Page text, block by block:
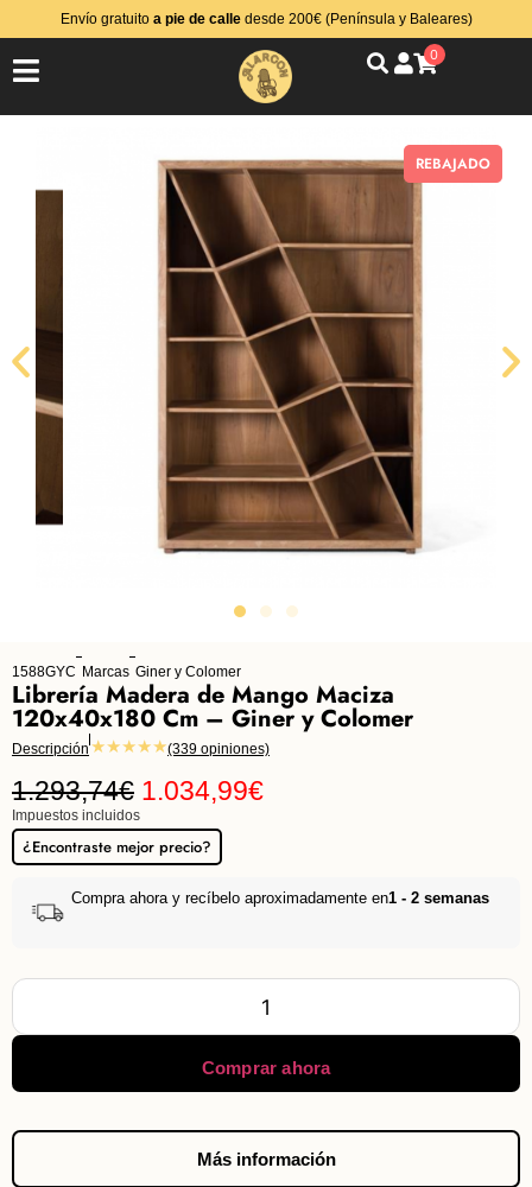
Envío gratuito a pie de calledesde 200€ (Península y Baleares)
0
REBAJADO
1588GYC Marcas Giner y Colomer
Librería Madera de Mango Maciza
120x40x180 Cm – Giner y Colomer
Descripción ★★★★★(339 opiniones)
1.293,74€ 1.034,99€
Impuestos incluidos
¿Encontraste mejor precio?
Compra ahora y recíbelo aproximadamente en1 - 2 semanas
Comprar ahora
Más información